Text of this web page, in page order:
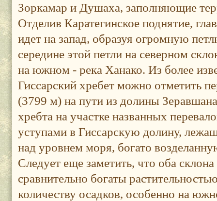
Зоркамар и Душаха, заполняющие
Отделив Каратегинское поднятие,
идет на запад, образуя огромную
середине этой петли на северном
на южном - река Ханако. Из более
Гиссарский хребет можно отметить
(3799 м) на пути из долины
хребта на участке названных
уступами в Гиссарскую долину,
над уровнем моря, богато
Следует еще заметить, что оба склона
сравнительно богаты
количеству осадков, особенно на